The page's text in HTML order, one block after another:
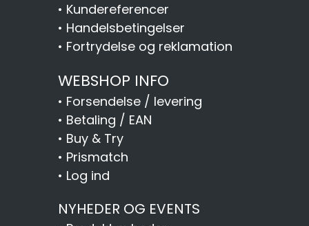
• Kundereferencer
• Handelsbetingelser
• Fortrydelse og reklamation
WEBSHOP INFO
• Forsendelse / levering
• Betaling / EAN
• Buy & Try
• Prismatch
• Log ind
NYHEDER OG EVENTS